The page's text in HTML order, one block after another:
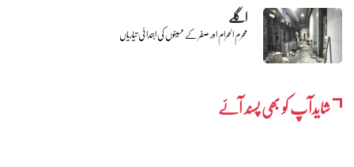
اگلے
محرم الحرام اور صفر کے مہینوں کی ابتدائی تیاریاں
شایدآپ کو بھی پسند آئے